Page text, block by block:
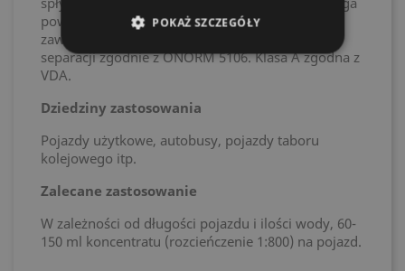
powstawaniu plam lub smug (np. z powodu
zawartości wapna w wodzie). Szybki proces
separacji zgodnie z ÖNORM 5106. Klasa A zgodna z
VDA.
Dziedziny zastosowania
Pojazdy użytkowe, autobusy, pojazdy taboru
kolejowego itp.
Zalecane zastosowanie
W zależności od długości pojazdu i ilości wody, 60-
150 ml koncentratu (rozcieńczenie 1:800) na pojazd.
POKAŻ SZCZEGÓŁY